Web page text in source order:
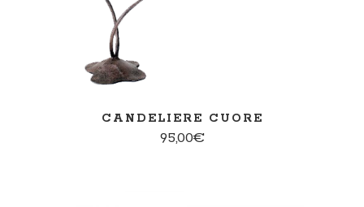
CANDELIERE CUORE
95,00€